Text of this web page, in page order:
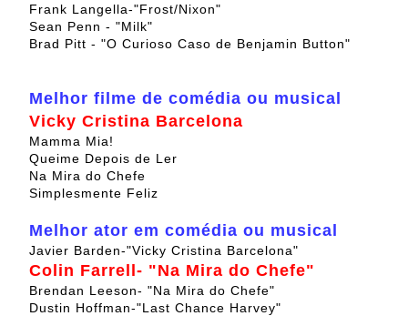
Frank Langella-"Frost/Nixon"
Sean Penn - "Milk"
Brad Pitt - "O Curioso Caso de Benjamin Button"
Melhor filme de comédia ou musical
Vicky Cristina Barcelona
Mamma Mia!
Queime Depois de Ler
Na Mira do Chefe
Simplesmente Feliz
Melhor ator em comédia ou musical
Javier Barden-"Vicky Cristina Barcelona"
Colin Farrell- "Na Mira do Chefe"
Brendan Leeson- "Na Mira do Chefe"
Dustin Hoffman-"Last Chance Harvey"